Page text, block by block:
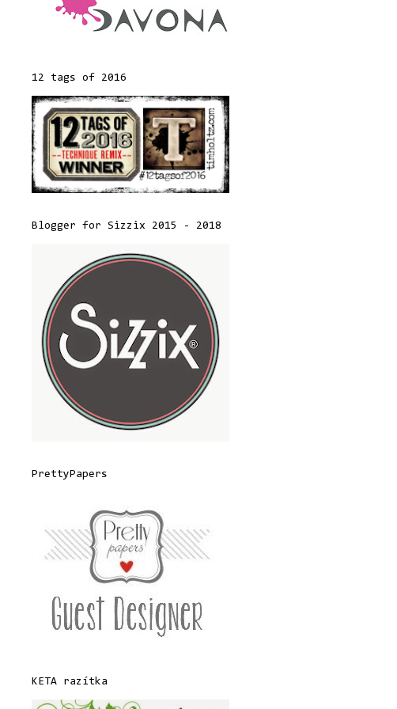
12 tags of 2016
Blogger for Sizzix 2015 - 2018
PrettyPapers
KETA razítka